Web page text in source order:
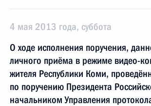
4 мая 2013 года, суббота
О ходе исполнения поручения,
личного приёма в режиме видео-
жителя Республики Коми,
по поручению Президента
начальником Управления